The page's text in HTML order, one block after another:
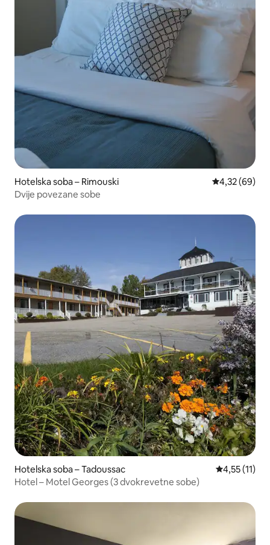
Hotelska soba – Rimouski Prosječna
4,32 (69)
Dvije povezane sobe
Hotelska soba – Tadoussac Prosječna
4,55 (11)
Hotel – Motel Georges (3 dvokrevetne sobe)